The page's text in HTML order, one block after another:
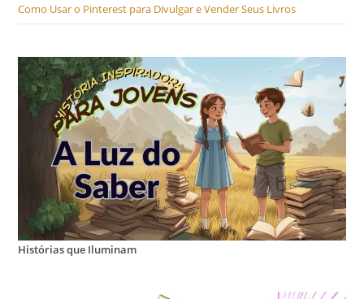
Como Usar o Pinterest para Divulgar e Vender Seus Livros
Histórias que Iluminam